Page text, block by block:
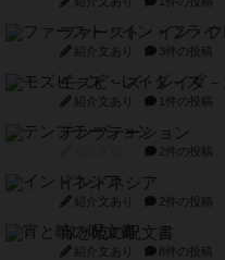
ファースト・イン・フ
紹介文あり 3件の投稿
モズビ－ズ・レイダ－
紹介文あり 1件の投稿
テンプテーション
2件の投稿
インドネシア
紹介文あり 2件の投稿
宵と暁の呪文書
紹介文あり 8件の投稿